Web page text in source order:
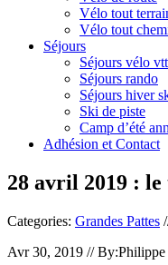
Vélo tout
Vélo tout
Séjours
Séjours vélo
Séjours rando
Séjours hiver
Ski de piste
Camp d’été
Adhésion et Contact
28 avril 2019 :
Categories: Grandes Pattes
Avr 30, 2019 //